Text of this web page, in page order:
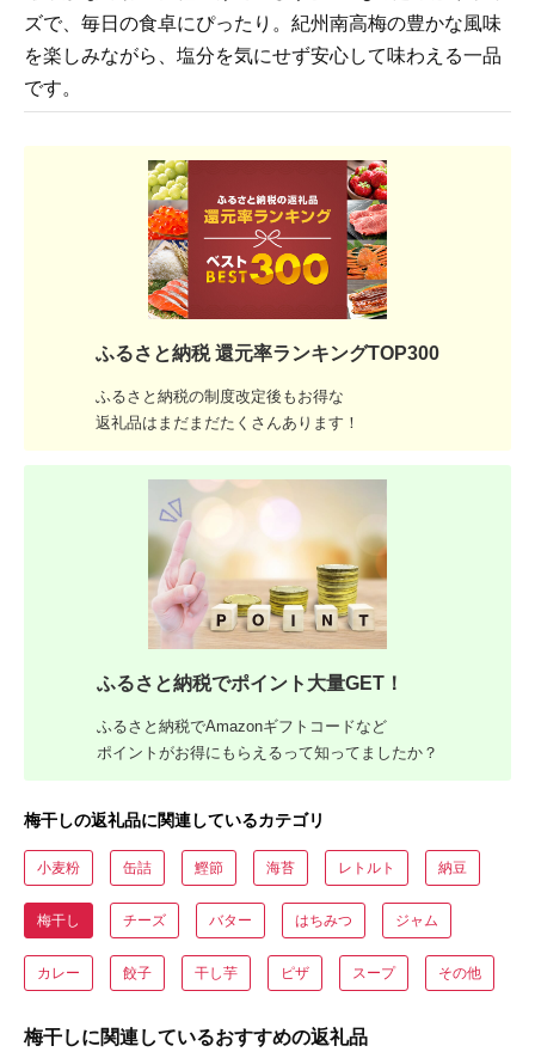
ズで、毎日の食卓にぴったり。紀州南高梅の豊かな風味
を楽しみながら、塩分を気にせず安心して味わえる一品
です。
ふるさと納税 還元率ランキングTOP300
ふるさと納税の制度改定後もお得な
返礼品はまだまだたくさんあります！
ふるさと納税でポイント大量GET！
ふるさと納税でAmazonギフトコードなど
ポイントがお得にもらえるって知ってましたか？
梅干しの返礼品に関連しているカテゴリ
小麦粉 缶詰 鰹節 海苔 レトルト 納豆
梅干し チーズ バター はちみつ ジャム
カレー 餃子 干し芋 ピザ スープ その他
梅干しに関連しているおすすめの返礼品